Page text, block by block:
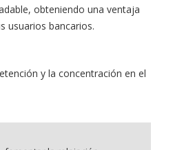
obteniendo una ventaja
usuarios bancarios.
y la concentración en el